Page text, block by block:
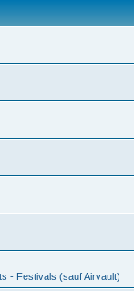
- Festivals (sauf Airvault)